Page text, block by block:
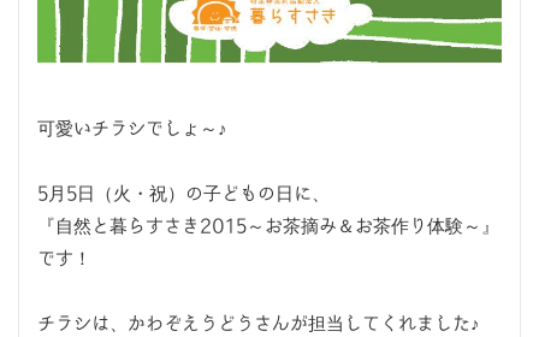
可愛いチラシでしょ～♪
5月5日（火・祝）の子どもの日に、
『自然と暮らすさき2015～お茶摘み＆お茶作り体験～』
です！
チラシは、かわぞえうどうさんが担当してくれました♪